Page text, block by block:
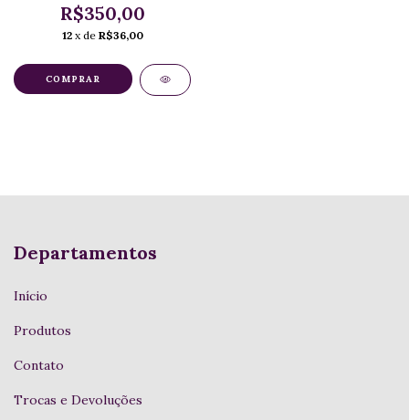
R$350,00
12 x de R$36,00
COMPRAR
Departamentos
Início
Produtos
Contato
Trocas e Devoluções